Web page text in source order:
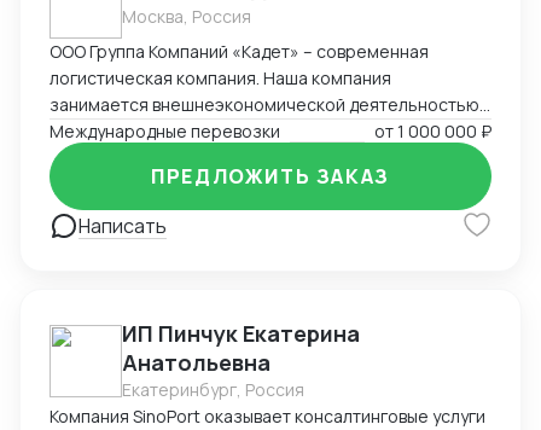
Москва, Россия
ООО Группа Компаний «Кадет» – современная
логистическая компания. Наша компания
занимается внешнеэкономической деятельностью
на протяжении 21 года. За это время компания
накопила богатый опыт в ведении внешнеторговых
сделок, организации мультимодальных
международных перевозок (авто, море, авиа, ж/д).
Наш подход – решение поставленных задач и
Международные перевозки от1 000 000 ₽
Написать
ПРЕДЛОЖИТЬ ЗАКАЗ
ИП Пинчук Екатерина
Анатольевна
Екатеринбург, Россия
Компания SinoPort оказывает консалтинговые услуги